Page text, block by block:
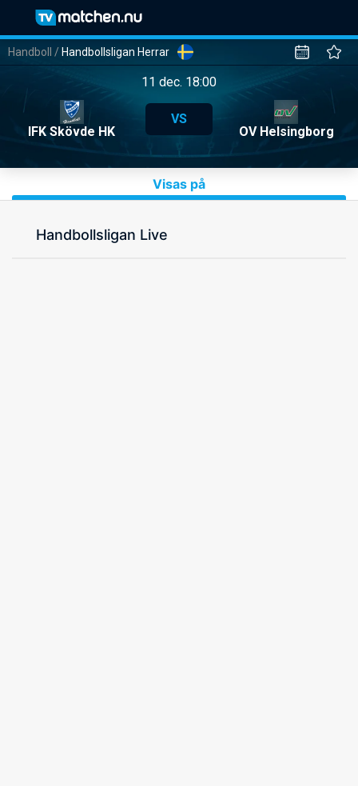
Handboll / Handbollsligan Herrar
11 dec. 18:00
IFK Skövde HK
VS
OV Helsingborg
Visas på
Handbollsligan Live